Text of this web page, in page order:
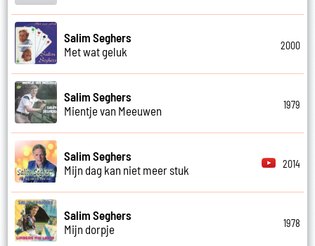
Salim Seghers
Met wat geluk
2000
Salim Seghers
Mientje van Meeuwen
1979
Salim Seghers
Mijn dag kan niet meer stuk
2014
Salim Seghers
Mijn dorpje
1978